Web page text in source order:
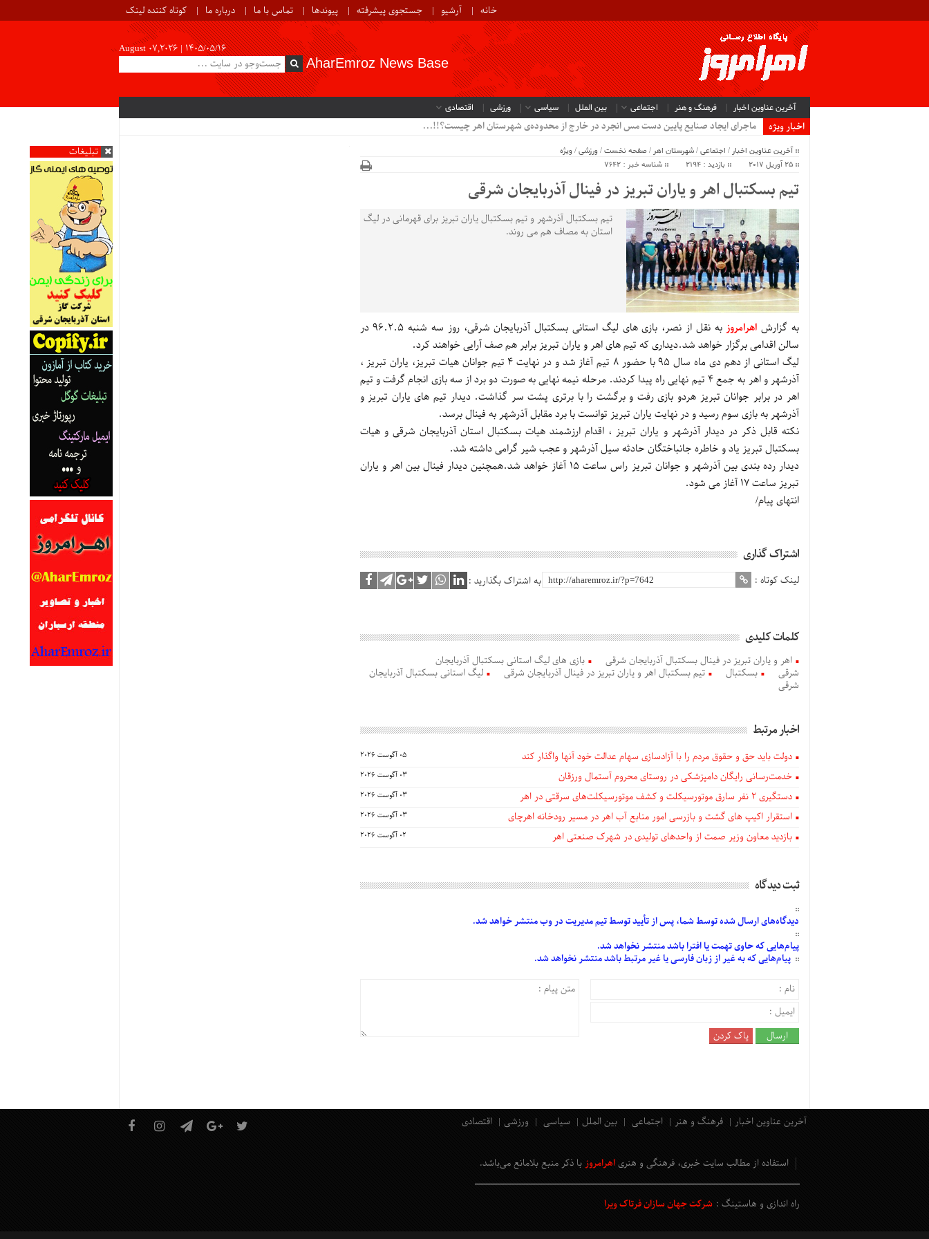
خانه آرشیو جستجوی پیشرفته پیوندها تماس با ما درباره ما کوتاه کننده لینک
August 07,2026 | ۱۴۰۵/۰۵/۱۶
AharEmroz News Base
آخرین عناوین اخبار فرهنگ و هنر اجتماعی بین الملل سیاسی ورزشی اقتصادی
اخبار ویژه
ماجرای ایجاد صنایع پایین دست مس انجرد در خارج از محدوده‌ی شهرستان اهر چیست؟!!...
تبلیغات
آخرین عناوین اخبار / اجتماعی/شهرستان اهر /صفحه نخست/ ورزشی/ ویژه
25 آوریل 2017
بازدید : 2194 شناسه خبر : 7642
تیم بسکتبال اهر و یاران تبریز در فینال آذربایجان شرقی
تیم بسکتبال آذرشهر و تیم بسکتبال یاران تبریز برای قهرمانی در لیگ
استان به مصاف هم می روند.
به گزارش اهرامروز
به نقل از نصر، بازی های لیگ استانی بسکتبال آذربایجان شرقی، روز سه شنبه ۹۶.۲.۵ در
سالن اقدامی برگزار خواهد شد.دیداری که تیم های اهر و یاران تبریز برابر هم صف آرایی خواهند کرد.
لیگ استانی از دهم دی ماه سال ۹۵ با حضور ۸ تیم آغاز شد و در نهایت ۴ تیم جوانان هیات تبریز، یاران تبریز ،
آذرشهر و اهر به جمع ۴ تیم نهایی راه پیدا کردند. مرحله نیمه نهایی به صورت دو برد از سه بازی انجام گرفت و تیم
اهر در برابر جوانان تبریز هردو بازی رفت و برگشت را با برتری پشت سر گذاشت. دیدار تیم های یاران تبریز و
آذرشهر به بازی سوم رسید و در نهایت یاران تبریز توانست با برد مقابل آذرشهر به فینال برسد.
نکته قابل ذکر در دیدار آذرشهر و یاران تبریز ، اقدام ارزشمند هیات بسکتبال استان آذربایجان شرقی و هیات
بسکتبال تبریز یاد و خاطره جانباختگان حادثه سیل آذرشهر و عجب شیر گرامی داشته شد.
دیدار رده بندی بین آذرشهر و جوانان تبریز راس ساعت ۱۵ آغاز خواهد شد.همچنین دیدار فینال بین اهر و یاران
تبریز ساعت ۱۷ آغاز می شود.
انتهای پیام/
اشتراک گذاری
لینک کوتاه : به اشتراک بگذارید :
کلمات کلیدی
اهر و یاران تبریز در فینال بسکتبال آذربایجان شرقی
بازی های لیگ استانی بسکتبال آذربایجان
شرقی
بسکتبال تیم بسکتبال اهر و یاران تبریز در فینال آذربایجان شرقی
لیگ استانی بسکتبال آذربایجان
شرقی
اخبار مرتبط
دولت باید حق و حقوق مردم را با آزادسازی سهام عدالت خود آنها واگذار کند 05 آگوست 2026
خدمت‌رسانی رایگان دامپزشکی در روستای محروم آستمال ورزقان 03 آگوست 2026
دستگيری ۲ نفر سارق موتورسیکلت و کشف موتورسیکلت‌های سرقتی در اهر 03 آگوست 2026
استقرار اکیپ های گشت و بازرسی امور منابع آب اهر در مسیر رودخانه اهرچای 03 آگوست 2026
بازدید معاون وزیر صمت از واحدهای تولیدی در شهرک صنعتی اهر 02 آگوست 2026
ثبت دیدگاه
دیدگاه‌هایارسالشدهتوسط شما، پس از تأییدتوسط تیم مدیریت در وب منتشر خواهد شد.
پیام‌هاییکه حاوی تهمت یا افترا باشد منتشر نخواهد شد.
پیام‌هاییکه به غیر از زبان فارسی یا غیر مرتبط باشد منتشر نخواهد شد.
آخرین عناوین اخبار فرهنگ و هنر اجتماعی بین الملل سیاسی ورزشی اقتصادی
استفاده از مطالب سایت خبری، فرهنگی و هنری اهرامروز با ذکر منبع بلامانع می‌باشد.
راه اندازی و هاستینگ : شرکت جهان سازان فرتاک ویرا